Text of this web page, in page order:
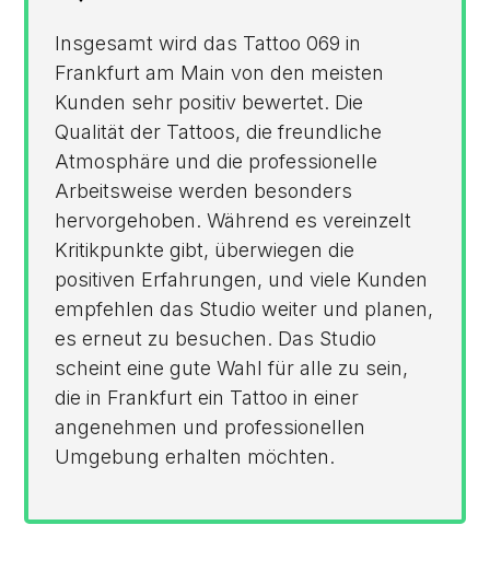
Insgesamt wird das Tattoo 069 in
Frankfurt am Main von den meisten
Kunden sehr positiv bewertet. Die
Qualität der Tattoos, die freundliche
Atmosphäre und die professionelle
Arbeitsweise werden besonders
hervorgehoben. Während es vereinzelt
Kritikpunkte gibt, überwiegen die
positiven Erfahrungen, und viele Kunden
empfehlen das Studio weiter und planen,
es erneut zu besuchen. Das Studio
scheint eine gute Wahl für alle zu sein,
die in Frankfurt ein Tattoo in einer
angenehmen und professionellen
Umgebung erhalten möchten.